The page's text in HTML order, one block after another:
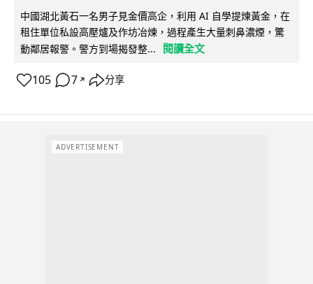
中國湖北黃石一名男子見金價高企，利用 AI 自學提煉黃金，在
租住單位私設高壓爐及作坊冶煉，過程產生大量刺鼻濃煙，驚
動鄰居報警。警方到場揭發整...
閱讀全文
105 7 ↗ 分享
ADVERTISEMENT